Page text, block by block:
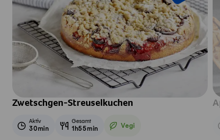
Zwetschgen-Streuselkuchen
Aktiv
30min
Gesamt
1h55min Vegi
Vegetarisch